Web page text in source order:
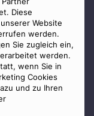
Diese
Website
werden.
Sie zugleich ein,
werden.
wenn Sie in
Cookies
und zu Ihren